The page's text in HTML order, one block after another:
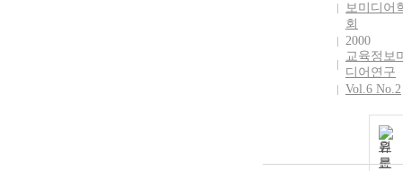
보미디어
회
2000
교육정보
디어연구
Vol.6 No.2
원
문